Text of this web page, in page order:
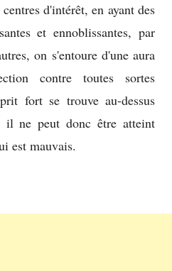
d'intérêt, en ayant des
et ennoblissantes, par
on s'entoure d'une aura
contre toutes sortes
fort se trouve au-dessus
il ne peut donc être atteint
est mauvais.